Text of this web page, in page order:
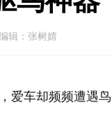
辑：张树婧
爱车却频频遭遇